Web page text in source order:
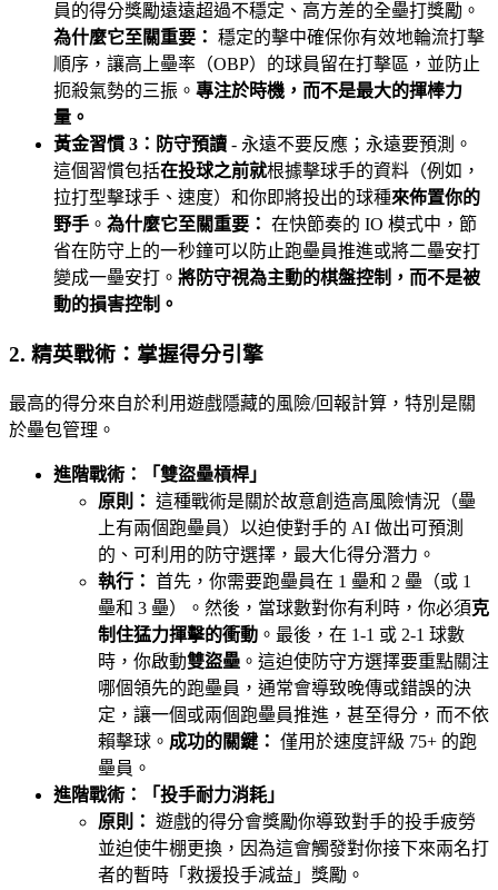
員的得分獎勵遠遠超過不穩定、高方差的全壘打獎勵。
為什麼它至關重要： 穩定的擊中確保你有效地輪流打擊
順序，讓高上壘率（OBP）的球員留在打擊區，並防止
扼殺氣勢的三振。 專注於時機，而不是最大的揮棒力
量。
黃金習慣 3：防守預讀 - 永遠不要反應；永遠要預測。
這個習慣包括在投球之前就根據擊球手的資料（例如，
拉打型擊球手、速度）和你即將投出的球種來佈置你的
野手 。 為什麼它至關重要： 在快節奏的 IO 模式中，節
省在防守上的一秒鐘可以防止跑壘員推進或將二壘安打
變成一壘安打。 將防守視為主動的棋盤控制，而不是被
動的損害控制。
2. 精英戰術：掌握得分引擎
最高的得分來自於利用遊戲隱藏的風險/回報計算，特別是關
於壘包管理。
進階戰術：「雙盜壘槓桿」
原則： 這種戰術是關於故意創造高風險情況（壘
上有兩個跑壘員）以迫使對手的 AI 做出可預測
的、可利用的防守選擇，最大化得分潛力。
執行： 首先，你需要跑壘員在 1 壘和 2 壘（或 1
壘和 3 壘）。然後，當球數對你有利時，你必須克
制住猛力揮擊的衝動 。最後，在 1-1 或 2-1 球數
時，你啟動雙盜壘 。這迫使防守方選擇要重點關注
哪個領先的跑壘員，通常會導致晚傳或錯誤的決
定，讓一個或兩個跑壘員推進，甚至得分，而不依
賴擊球。 成功的關鍵： 僅用於速度評級 75+ 的跑
壘員。
進階戰術：「投手耐力消耗」
原則： 遊戲的得分會獎勵你導致對手的投手疲勞
並迫使牛棚更換，因為這會觸發對你接下來兩名打
者的暫時「救援投手減益」獎勵。